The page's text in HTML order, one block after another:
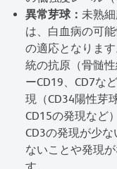
異常芽球： 未熟
は、白血病の可
の適応となりま
統の抗原（骨髄
ーCD19、CD7な
現（CD34陽性芽
CD15の発現など）
CD3の発現が少な
ないことや発現が
す。